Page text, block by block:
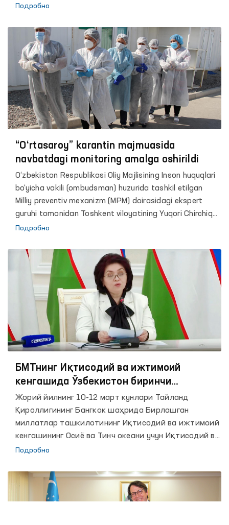
при Уполномоченном Олий Мажлиса по правам
с 2019 года. Благодаря этому устанавливается
парламентский и общественный контроль за
соблюдением прав человека в пенитенциарных
учреждениях, следственных изоляторах и других
закрытых учреждениях.
Подробно
“O‘rtasaroy” karantin majmuasida
navbatdagi monitoring amalga oshirildi
O‘zbekiston Respublikasi Oliy Majlisining Inson huquqlari
bo‘yicha vakili (ombudsman) huzurida tashkil etilgan
Milliy preventiv mexanizm (MPM) doirasidagi ekspert
guruhi tomonidan Toshkent viloyatining Yuqori Chirchiq
tumanida joylashgan koronavirus infeksiyasini
karantinda saqlashga moslashtirilgan majmua, yaʼni
“O‘rtasaroy” karantin majmuasida joriy yilning 27 avgust
kuni monitoring amalga oshirilganligi haqida xabar
bergan edik. Mazkur monitoring davomida, karantinga
olingan shaxslarning yashash, ovqatlanish hamda ularga
tibbiy yordam ko‘rsatish holati o‘rganilib, ekspert guruhi
aʼzolari tomonidan karantinga olingan shaxslar bilan
uchrashuvlar o‘tkazilgan edi.
Подробно
БМТнинг Иқтисодий ва ижтимоий
кенгашида Ўзбекистон биринчи
маротаба иштирок этди
Жорий йилнинг 10-12 март кунлари Тайланд
Қироллигининг Бангкок шаҳрида Бирлашган
миллатлар ташкилотининг Иқтисодий ва ижтимоий
кенгашининг Осиё ва Тинч океани учун Иқтисодий ва
ижтимоий комиссияси минтақада хавфсиз,
шартномани амалга оширилишини кўриб чиқиш
мақсадида, пандемияни ҳисобга олган ҳолда
офлайн ва онлайн тарзда минтақавий йиғилиши
Подробно